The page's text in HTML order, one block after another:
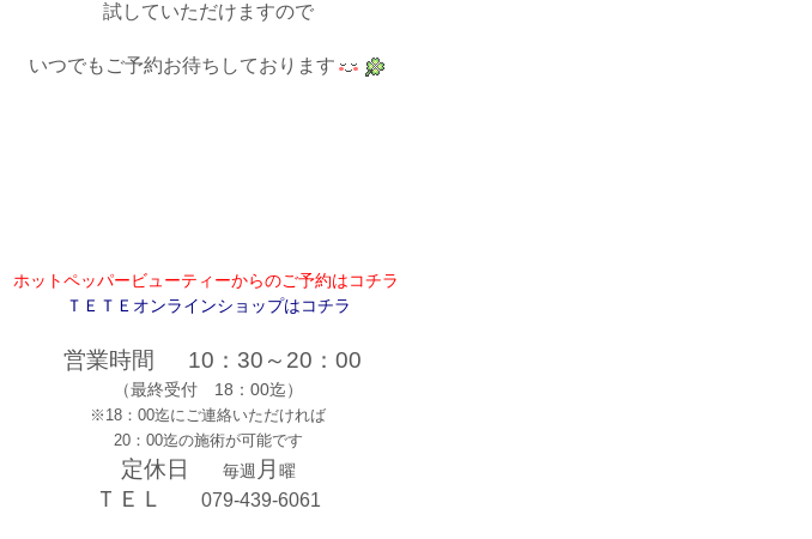
試していただけますので
いつでもご予約お待ちしております
ホットペッパービューティーからのご予約はコチラ
ＴＥＴＥオンラインショップはコチラ
営業時間 10：30～20：00
（最終受付 18：00迄）
※18：00迄にご連絡いただければ
20：00迄の施術が可能です
定休日 毎週 月 曜
ＴＥＬ 079-439-6061